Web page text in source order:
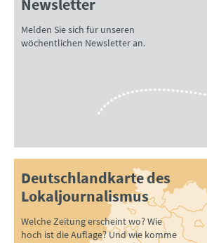
Melden Sie sich für unseren
wöchentlichen Newsletter an.
Deutschlandkarte des
Lokaljournalismus
Welche Zeitung erscheint wo? Wie
hoch ist die Auflage? Und wie komme